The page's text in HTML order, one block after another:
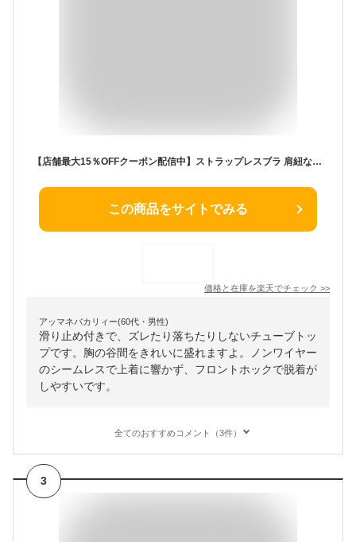
【店舗最大15％OFFクーポン配信中】ストラップレスブラ 肩紐なし チューブトップ ブラジャー ずれない 落ちない 盛れる ノンワイヤー ストラップレス ブラ 結婚式 シームレス フロントホック 肩だし 育乳 谷間 脇高 可愛い おしゃれ ドレス 滑り止め付
この商品をサイトでみる
価格と在庫を楽天でチェック >>
アッマネバカリィー(60代・男性)
滑り止め付きで、ズレたり落ちたりしないチューブトッ
プです。胸の谷間をきれいに盛れますよ。ノンワイヤー
のシームレスで上着に響かず、フロントホックで脱着が
しやすいです。
全てのおすすめコメント（3件）
3